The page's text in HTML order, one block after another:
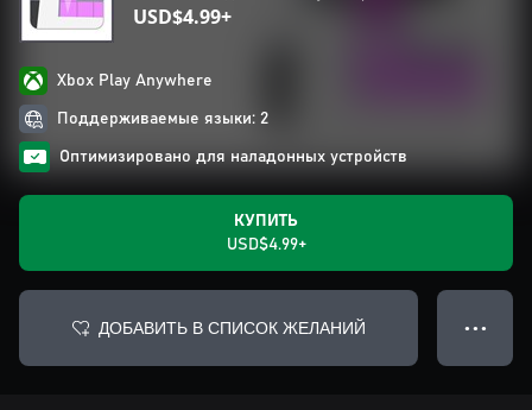
USD$4.99+
Xbox Play Anywhere
Поддерживаемые языки: 2
Оптимизировано для наладонных устройств
КУПИТЬ
USD$4.99+
ДОБАВИТЬ В СПИСОК ЖЕЛАНИЙ ● ● ●